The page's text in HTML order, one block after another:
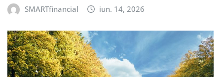
SMARTfinancial iun. 14, 2026